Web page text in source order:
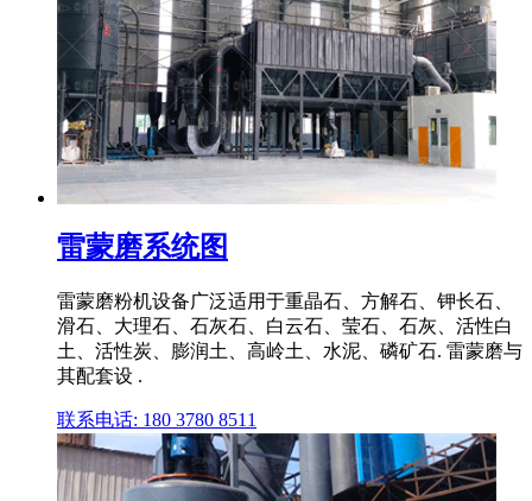
雷蒙磨系统图
雷蒙磨粉机设备广泛适用于重晶石、方解石、钾长石、
滑石、大理石、石灰石、白云石、莹石、石灰、活性白
土、活性炭、膨润土、高岭土、水泥、磷矿石. 雷蒙磨与
其配套设 .
联系电话: 180 3780 8511